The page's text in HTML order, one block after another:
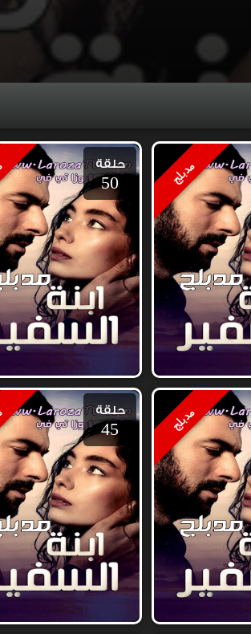
مدبلج حلقة
50
مدبلج حلقة
45